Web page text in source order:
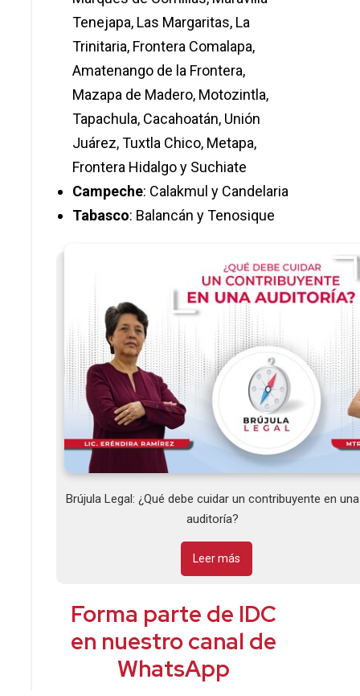
Tenejapa, Las Margaritas, La
Trinitaria, Frontera Comalapa,
Amatenango de la Frontera,
Mazapa de Madero, Motozintla,
Tapachula, Cacahoatán, Unión
Juárez, Tuxtla Chico, Metapa,
Frontera Hidalgo y Suchiate
Campeche: Calakmul y Candelaria
Tabasco: Balancán y Tenosique
Brújula Legal: ¿Qué debe cuidar un contribuyente en una
auditoría?
Leer más
Forma parte de IDC
en nuestro canal de
WhatsApp